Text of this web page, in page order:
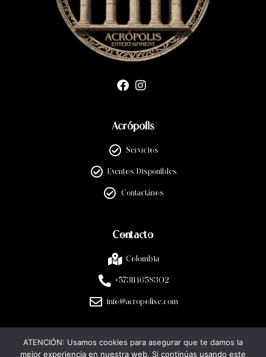
Acrópolis
Servicios
Eventos Disponibles
Contactános
Contacto
Colombia
+573114658302
info@acropolise.com
Legal
ATENCIÓN: Usamos cookies para asegurar que te damos la
mejor experiencia en nuestra web. Si continúas usando este